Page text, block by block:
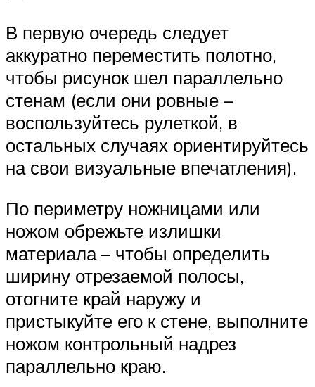
В первую очередь следует
аккуратно переместить полотно,
чтобы рисунок шел параллельно
стенам (если они ровные –
воспользуйтесь рулеткой, в
остальных случаях ориентируйтесь
на свои визуальные впечатления).
По периметру ножницами или
ножом обрежьте излишки
материала – чтобы определить
ширину отрезаемой полосы,
отогните край наружу и
пристыкуйте его к стене, выполните
ножом контрольный надрез
параллельно краю.